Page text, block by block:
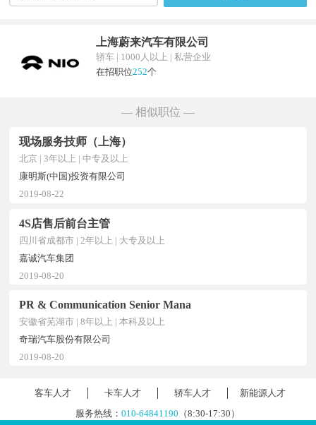
上海蔚来汽车有限公司
轿车 | 1000人以上 | 私营企业
在招职位252个
— 相似职位 —
现场服务技师（上海）
北京 | 3年以上 | 中专及以上
康明斯(中国)投资有限公司
2019-08-22
4S店售后前台主管
四川省成都市 | 2年以上 | 大专及以上
嘉诚汽车集团
2019-08-20
PR & Communication Senior Mana
安徽省芜湖市 | 8年以上 | 本科及以上
奇瑞汽车股份有限公司
2019-08-20
客车人才 卡车人才 轿车人才 新能源人才
服务热线：010-64841190 （8:30-17:30）